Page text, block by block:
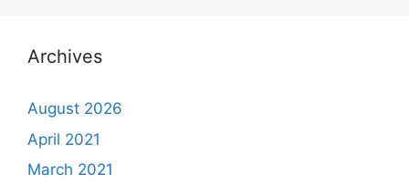
Archives
August 2026
April 2021
March 2021